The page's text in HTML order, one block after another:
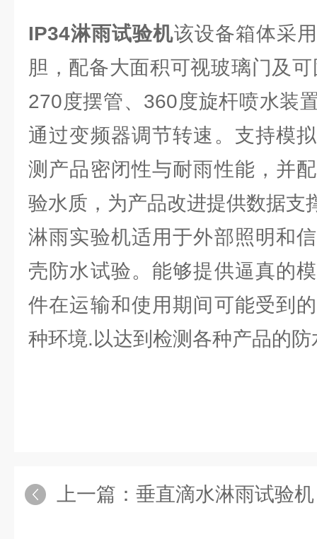
IP34淋雨试验机该设备箱体采
胆，配备大面积可视玻璃门及
270度摆管、360度旋杆喷水装
通过变频器调节转速。支持模
测产品密闭性与耐雨性能，并
验水质，为产品改进提供数据支
淋雨实验机适用于外部照明和
壳防水试验。能够提供逼真的
件在运输和使用期间可能受到
种环境.以达到检测各种产品的防
上一篇： 垂直滴水淋雨试验机